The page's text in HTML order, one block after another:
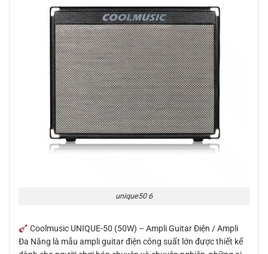
unique50 6
Coolmusic UNIQUE-50 (50W) – Ampli Guitar Điện / Ampli
Đa Năng là mẫu ampli guitar điện công suất lớn được thiết kế